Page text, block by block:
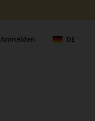
Anmelden DE